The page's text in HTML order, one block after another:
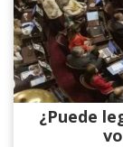
¿Puede